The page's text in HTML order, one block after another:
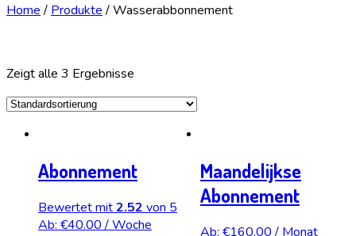
Home/ Produkte/Wasserabbonnement
Zeigt alle 3 Ergebnisse
Abonnement
Bewertet mit2.52 von 5
Ab: €40.00 / Woche
Maandelijkse
Abonnement
Ab: €160.00 / Monat